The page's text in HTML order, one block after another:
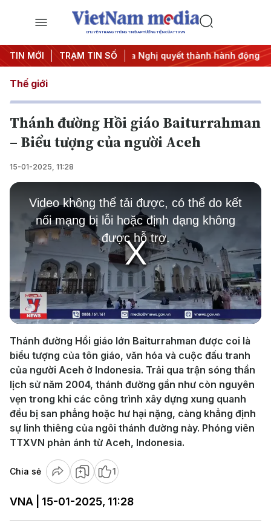
CHUYÊN TRANG THÔNG TIN ĐA PHƯƠNG TIỆN CỦA TTXVN
TIN MỚI TRẠM TIN SỐ
#APEC 2027 #Đưa Nghị quyết thành hành động #Chiến
Thế giới
Thánh đường Hồi giáo Baiturrahman
– Biểu tượng của người Aceh
15-01-2025, 11:28
Play
Video
This
window.
Video không thể tải được, có thể do kết
nối mạng bị lỗi hoặc định dạng không
được hỗ trợ.
Thánh đường Hồi giáo lớn Baiturrahman được coi là
biểu tượng của tôn giáo, văn hóa và cuộc đấu tranh
của người Aceh ở Indonesia. Trải qua trận sóng thần
lịch sử năm 2004, thánh đường gần như còn nguyên
vẹn trong khi các công trình xây dựng xung quanh
đều bị san phẳng hoặc hư hại nặng, càng khẳng định
sự linh thiêng của ngôi thánh đường này. Phóng viên
TTXVN phản ánh từ Aceh, Indonesia.
Chia sẻ 1
VNA | 15-01-2025, 11:28